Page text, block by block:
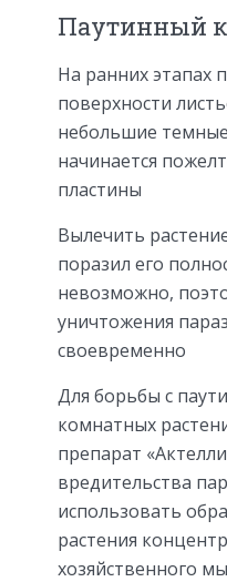
Паутинный
На ранних этапах
поверхности
небольшие
начинается
пластины
Вылечить
поразил его
невозможно,
уничтожения
своевременно
Для борьбы с
комнатных
препарат
вредительства
использовать
растения
хозяйственного